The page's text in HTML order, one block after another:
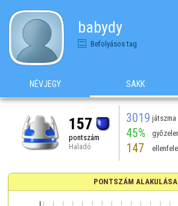
babydy
Befolyásos tag
NÉVJEGY SAKK
157
pontszám
Haladó
3019 játszma
45%
147
PONTSZÁM ALAKULÁSA